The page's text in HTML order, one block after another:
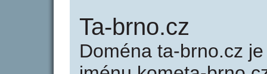
Ta-brno.cz
Doména ta-brno.cz